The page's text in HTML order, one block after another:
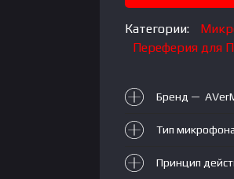
Категории:
Переферия для
Бренд —
Тип
Принцип